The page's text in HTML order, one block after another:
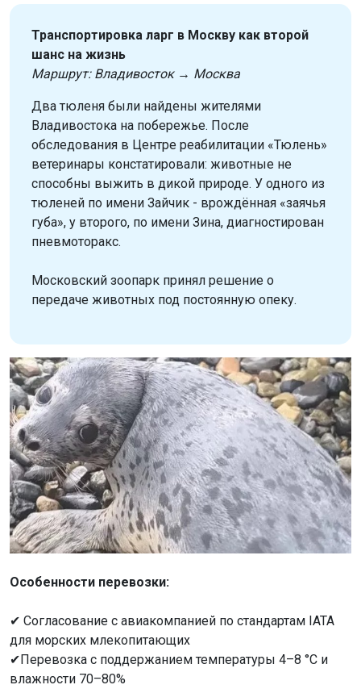
Транспортировка ларг в Москву как второй
шанс на жизнь
Маршрут: Владивосток → Москва
Два тюленя были найдены жителями
Владивостока на побережье. После
обследования в Центре реабилитации «Тюлень»
ветеринары констатировали: животные не
способны выжить в дикой природе. У одного из
тюленей по имени Зайчик - врождённая «заячья
губа», у второго, по имени Зина, диагностирован
пневмоторакс.
Московский зоопарк принял решение о
передаче животных под постоянную опеку.
Особенности перевозки:
✔ Согласование с авиакомпанией по стандартам IATA
для морских млекопитающих
✔Перевозка с поддержанием температуры 4–8 °C и
влажности 70–80%